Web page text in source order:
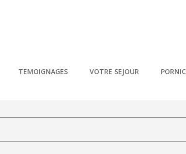
TEMOIGNAGES VOTRE SEJOUR PORNIC